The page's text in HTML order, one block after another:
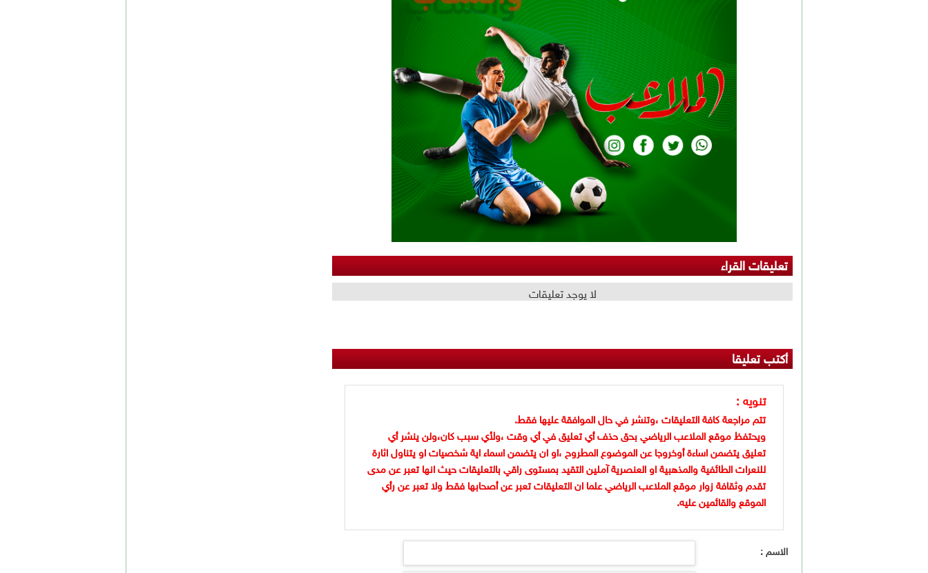
تعليقات القراء
لا يوجد تعليقات
أكتب تعليقا
تنويه :
تتم مراجعة كافة التعليقات ،وتنشر في حال الموافقة عليها فقط.
ويحتفظ موقع الملاعب الرياضي بحق حذف أي تعليق في أي وقت ،ولأي سبب كان،ولن ينشر أي
تعليق يتضمن اساءة أوخروجا عن الموضوع المطروح ،او ان يتضمن اسماء اية شخصيات او يتناول اثارة
للنعرات الطائفية والمذهبية او العنصرية آملين التقيد بمستوى راقي بالتعليقات حيث انها تعبر عن مدى
تقدم وثقافة زوار موقع الملاعب الرياضي علما ان التعليقات تعبر عن أصحابها فقط ولا تعبر عن رأي
الموقع والقائمين عليه.
الاسم :